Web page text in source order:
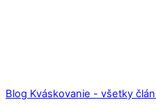
Blog Kváskovanie - všetky